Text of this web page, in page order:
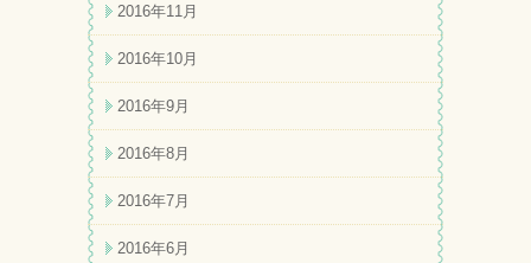
2016年11月
2016年10月
2016年9月
2016年8月
2016年7月
2016年6月